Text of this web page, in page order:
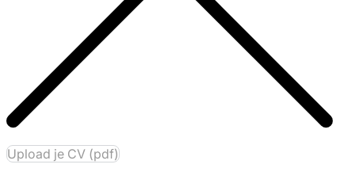
Upload je CV (pdf)